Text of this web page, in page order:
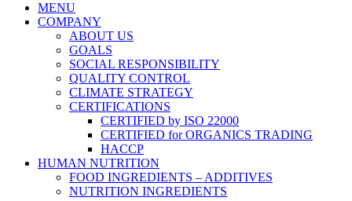
MENU
COMPANY
ABOUT US
GOALS
SOCIAL RESPONSIBILITY
QUALITY CONTROL
CLIMATE STRATEGY
CERTIFICATIONS
CERTIFIED by ISO 22000
CERTIFIED for ORGANICS TRADING
HACCP
HUMAN NUTRITION
FOOD INGREDIENTS – ADDITIVES
NUTRITION INGREDIENTS